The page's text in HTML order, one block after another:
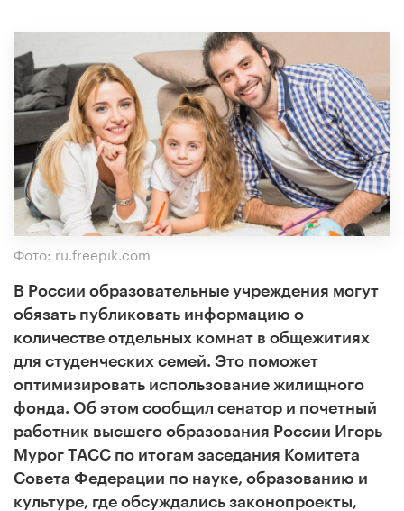
Фото: ru.freepik.com
В России образовательные учреждения могут
обязать публиковать информацию о
количестве отдельных комнат в общежитиях
для студенческих семей. Это поможет
оптимизировать использование жилищного
фонда. Об этом сообщил сенатор и почетный
работник высшего образования России Игорь
Мурог ТАСС по итогам заседания Комитета
Совета Федерации по науке, образованию и
культуре, где обсуждались законопроекты,